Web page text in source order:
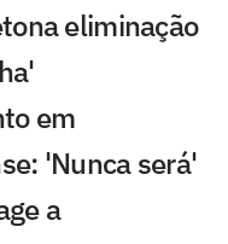
eliminação
em
'Nunca será'
a